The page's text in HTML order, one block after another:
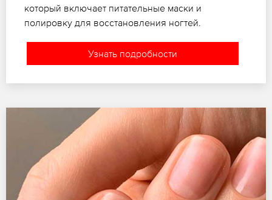
который включает питательные маски и
полировку для восстановления ногтей.
Узнать подробности